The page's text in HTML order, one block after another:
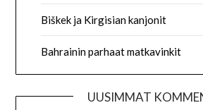
Biškek ja Kirgisian kanjonit
Bahrainin parhaat matkavinkit
UUSIMMAT